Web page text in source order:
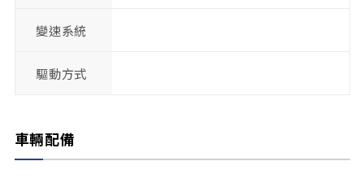
變速系統
驅動方式
車輛配備